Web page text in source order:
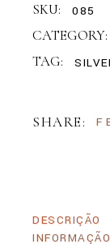
SKU: 085
CATEGORY:
TAG:
SHARE:
DESCRIÇÃO